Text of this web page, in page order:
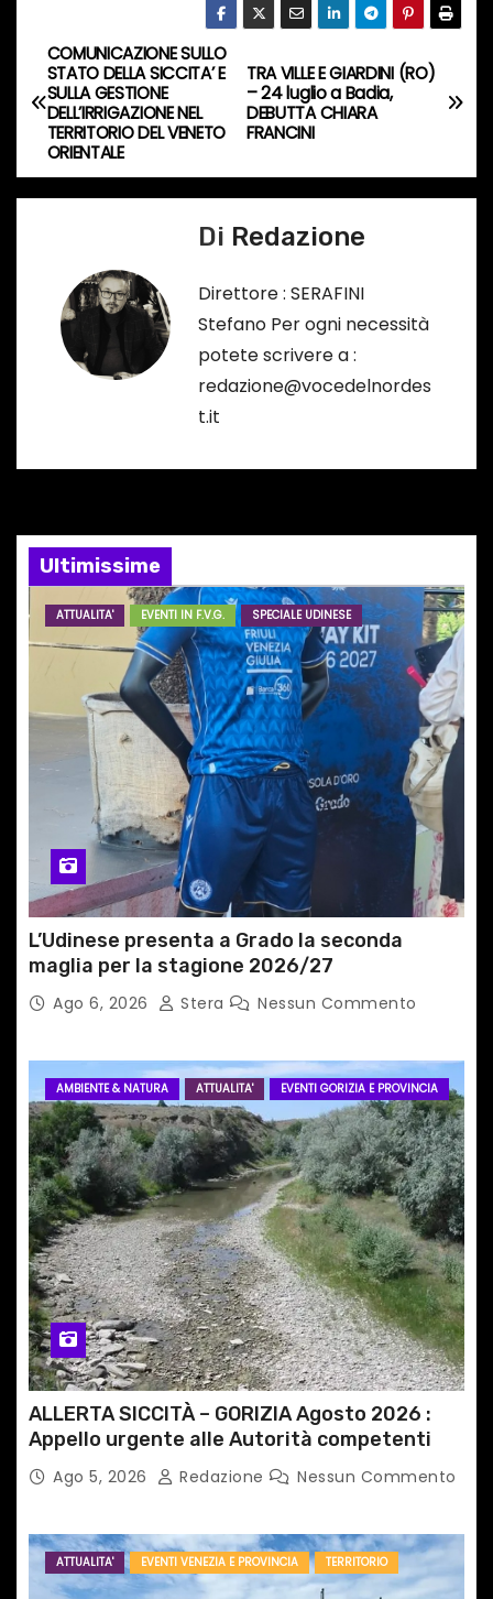
c
o
r
s
…
N
a
v
i
n
e
a
r
i
c
i
TRA VILLE E GIARDINI (RO)
– 24 luglio a Badia,
DEBUTTA CHIARA
FRANCINI
COMUNICAZIONE SULLO
STATO DELLA SICCITA’ E
SULLA GESTIONE
DELL’IRRIGAZIONE NEL
TERRITORIO DEL VENETO
ORIENTALE
Di Redazione
Direttore : SERAFINI
Stefano Per ogni necessità
potete scrivere a :
redazione@vocedelnordes
t.it
Ultimissime
ATTUALITA' EVENTI IN F.V.G. SPECIALE UDINESE
L’Udinese presenta a Grado la seconda
maglia per la stagione 2026/27
Ago 6, 2026 Stera Nessun Commento
AMBIENTE & NATURA ATTUALITA' EVENTI GORIZIA E PROVINCIA
ALLERTA SICCITÀ – GORIZIA Agosto 2026 :
Appello urgente alle Autorità competenti
Ago 5, 2026 Redazione Nessun Commento
ATTUALITA' EVENTI VENEZIA E PROVINCIA TERRITORIO